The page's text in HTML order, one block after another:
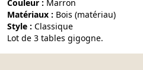
Couleur :
marron
Matériaux :
bois (matériau)
Style :
classique
Lot de 3 tables gigogne.